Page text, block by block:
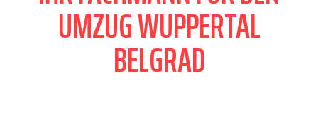
UMZUG WUPPERTAL
BELGRAD